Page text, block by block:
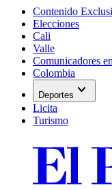
Contenido
Elecciones
Cali
Valle
Comunicadores
Colombia
Deportes expand_more
Licita
Turismo